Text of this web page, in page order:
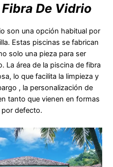
De Vidrio
son una opción habitual por
Estas piscinas se fabrican
solo una pieza para ser
La área de la piscina de fibra
lo que facilita la limpieza y
, la personalización de
tanto que vienen en formas
defecto.